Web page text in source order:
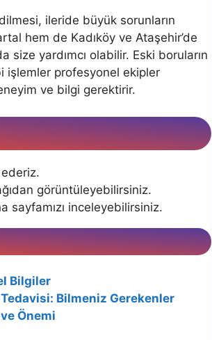
ileride büyük sorunların
hem de Kadıköy ve Ataşehir’de
yardımcı olabilir. Eski boruların
işlemler profesyonel ekipler
ve bilgi gerektirir.
ederiz.
görüntüleyebilirsiniz.
sayfamızı inceleyebilirsiniz.
Bilgiler
Bilmeniz Gerekenler
Önemi